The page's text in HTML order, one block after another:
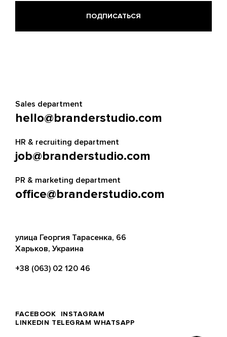
Sales department
hello@branderstudio.com
HR & recruiting department
job@branderstudio.com
PR & marketing department
office@branderstudio.com
улица Георгия Тарасенка, 66
Харьков, Украина
+38 (063) 02 120 46
FACEBOOK
INSTAGRAM
LINKEDIN TELEGRAM WHATSAPP